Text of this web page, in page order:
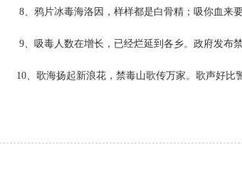
8、鸦片冰毒海洛因，样样都是白骨精；吸你血来要
9、吸毒人数在增长，已经烂延到各乡。政府发布禁
10、歌海扬起新浪花，禁毒山歌传万家。歌声好比警